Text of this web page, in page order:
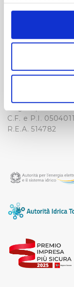
in cui avete
modificare o
momento dalla
Con il tuo
attivamente
modificare o
Utilizziamo dei
la navigazione
protette. In linea
dall’Utente e
cookie possono
Publiacqua
Tel. +39
Fax. +39
C.F. e P.I.
R.E.A. 514782